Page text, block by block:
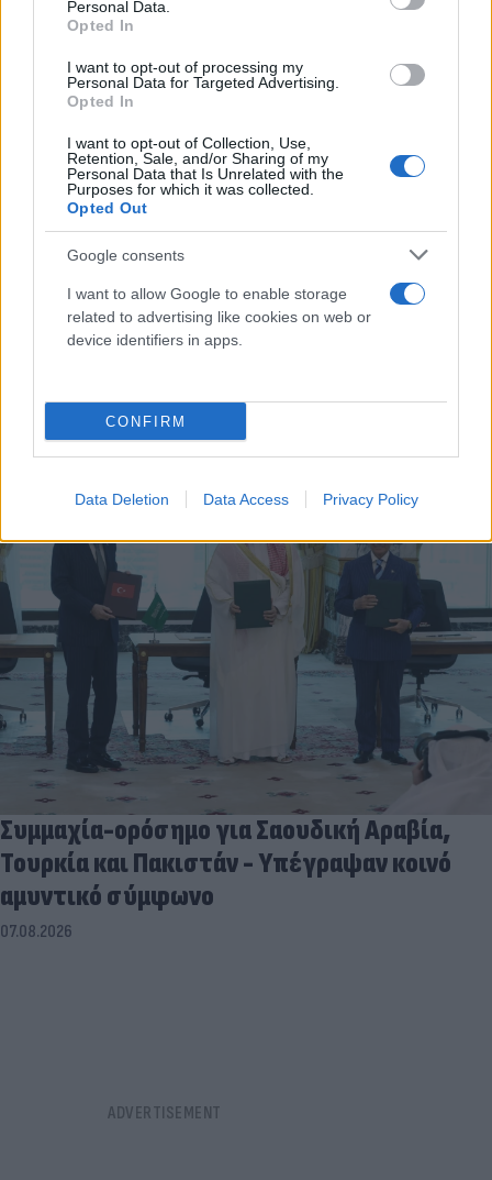
Personal Data.
Opted In
I want to opt-out of processing my
Personal Data for Targeted Advertising.
Opted In
I want to opt-out of Collection, Use,
Retention, Sale, and/or Sharing of my
Personal Data that Is Unrelated with the
Purposes for which it was collected.
Opted Out
Google consents
I want to allow Google to enable storage
related to advertising like cookies on web or
device identifiers in apps.
CONFIRM
Data Deletion Data Access Privacy Policy
FLASH FOCUS
Συμμαχία-ορόσημο για Σαουδική Αραβία,
Τουρκία και Πακιστάν - Υπέγραψαν κοινό
αμυντικό σύμφωνο
07.08.2026